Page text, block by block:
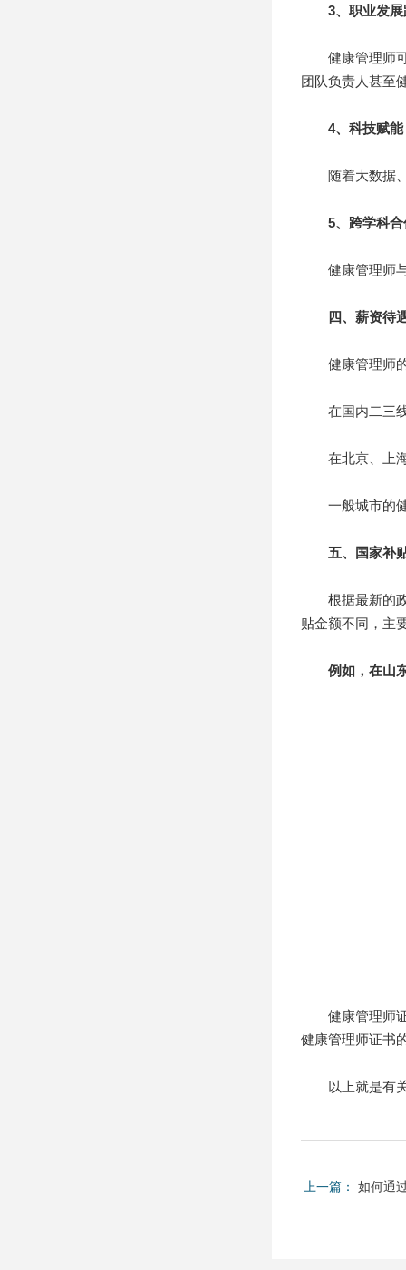
3、职业发
健康管理师可
团队负责人甚至
4、科技赋能
随着大数据、
5、跨学科合
健康管理师与
四、薪资待
健康管理师的
在国内二三线
在北京、上海
一般城市的健
五、国家补
根据最新的政
贴金额不同，主
例如，在山
健康管理师证
健康管理师证书
以上就是有关
上一篇： 如何通